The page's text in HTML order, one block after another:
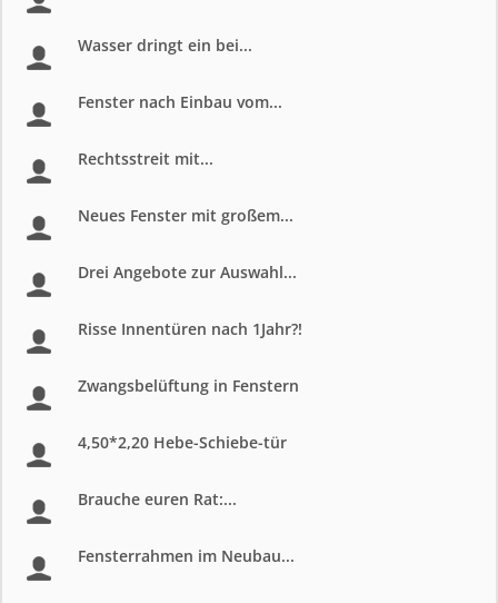
Wasser dringt ein bei...
Fenster nach Einbau vom...
Rechtsstreit mit...
Neues Fenster mit großem...
Drei Angebote zur Auswahl...
Risse Innentüren nach 1Jahr?!
Zwangsbelüftung in Fenstern
4,50*2,20 Hebe-Schiebe-tür
Brauche euren Rat:...
Fensterrahmen im Neubau...